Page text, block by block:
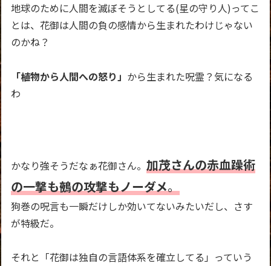
地球のために人間を滅ぼそうとしてる(星の守り人)ってこ
とは、花御は人間の負の感情から生まれたわけじゃない
のかね？
「植物から人間への怒り」 から生まれた呪霊？気になる
わ
かなり強そうだなぁ花御さん。加茂さんの赤血躁術
の一撃も鵺の攻撃もノーダメ。
狗巻の呪言も一瞬だけしか効いてないみたいだし、さす
が特級だ。
それと「花御は独自の言語体系を確立してる」っていう